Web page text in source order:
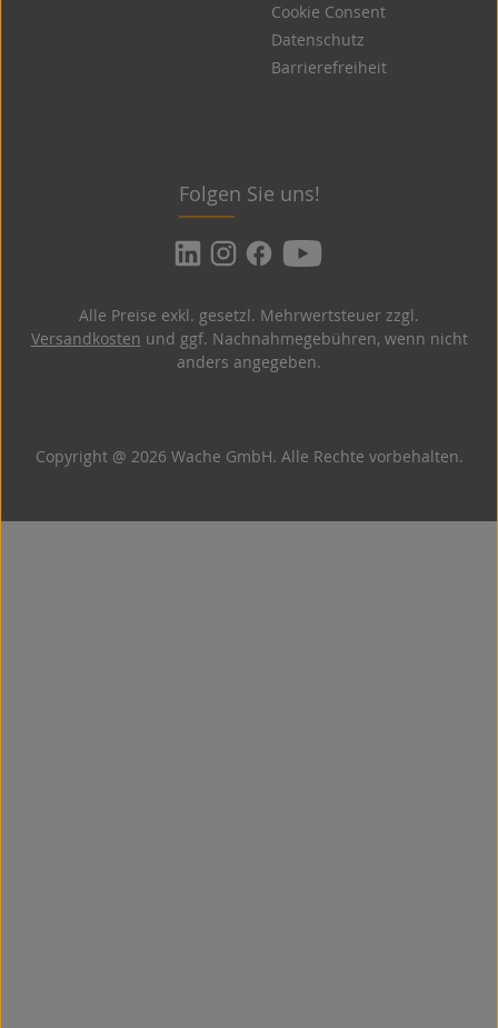
Cookie Consent
Datenschutz
Barrierefreiheit
Folgen Sie uns!
Copyright @ 2026 Wache GmbH. Alle Rechte vorbehalten.
Alle Preise exkl. gesetzl. Mehrwertsteuer zzgl.
Versandkosten und ggf. Nachnahmegebühren, wenn nicht
anders angegeben.